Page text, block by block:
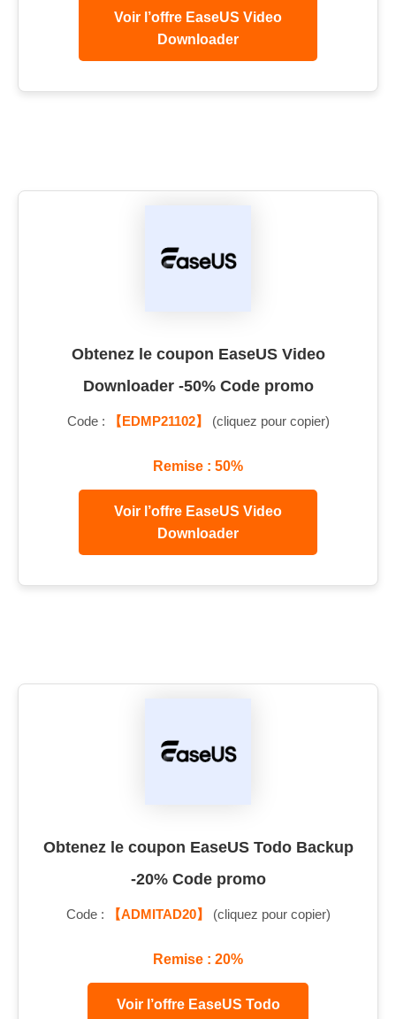
Voir l’offre EaseUS Video
Downloader
Obtenez le coupon EaseUS Video
Downloader -50% Code promo
Code : 【EDMP21102】 (cliquez pour copier)
Remise : 50%
Voir l’offre EaseUS Video
Downloader
Obtenez le coupon EaseUS Todo Backup
-20% Code promo
Code : 【ADMITAD20】 (cliquez pour copier)
Remise : 20%
Voir l’offre EaseUS Todo